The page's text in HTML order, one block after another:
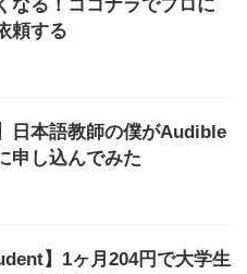
なる！ココナラでプロに
頼する
日本語教師の僕がAudible
申し込んでみた
】1ヶ月204円で大学生